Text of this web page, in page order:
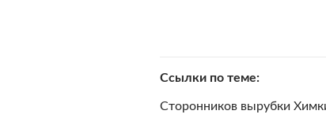
Ссылки по теме
Сторонников вырубки